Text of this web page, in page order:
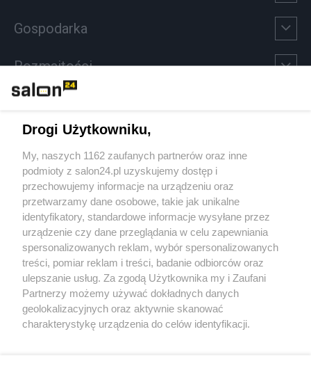
Gospodarka
Rozmaitości
Sport
Społeczeństwo
Kultura
X Facebook Instagram Youtube
Drogi Użytkowniku,
My, naszych 1162 zaufanych partnerów oraz inne
podmioty z salon24.pl uzyskujemy dostęp i
przechowujemy informacje na urządzeniu oraz
przetwarzamy dane osobowe, takie jak unikalne
identyfikatory, standardowe informacje wysyłane przez
urządzenie czy dane przeglądania w celu zapewniania
spersonalizowanych reklam, wybór spersonalizowanych
treści, pomiar reklam i treści, badanie odbiorców oraz
ulepszanie usług. Za zgodą Użytkownika my i Zaufani
Partnerzy możemy używać dokładnych danych
geolokalizacyjnych oraz aktywnie skanować
charakterystykę urządzenia do celów identyfikacji.